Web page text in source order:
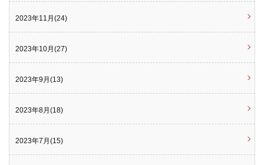
2023年11月(24)
2023年10月(27)
2023年9月(13)
2023年8月(18)
2023年7月(15)